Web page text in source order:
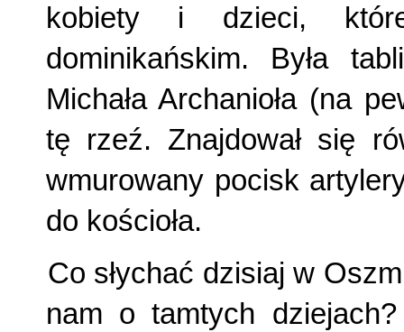
kobiety i dzieci,
dominikańskim. Była
Michała Archanioła (na
tę rzeź. Znajdował się
wmurowany pocisk
do kościoła.
Co słychać dzisiaj w
nam o tamtych